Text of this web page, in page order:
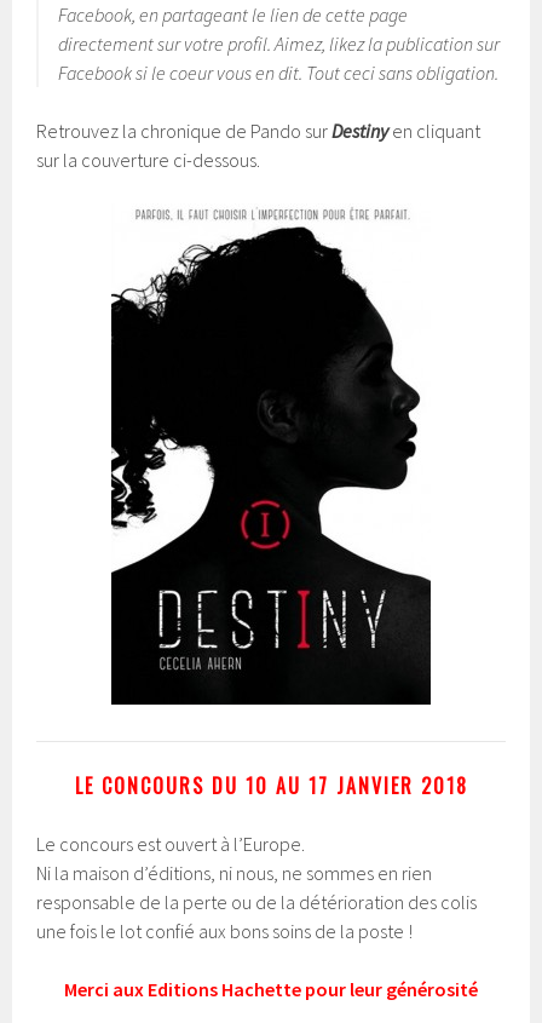
Facebook, en partageant le lien de cette page
directement sur votre profil. Aimez, likez la publication sur
Facebook si le coeur vous en dit. Tout ceci sans obligation.
Retrouvez la chronique de Pando surDestinyen cliquant
sur la couverture ci-dessous.
LE CONCOURS DU 10 AU 17 JANVIER 2018
Le concours est ouvert à l’Europe.
Ni la maison d’éditions, ni nous, ne sommes en rien
responsable de la perte ou de la détérioration des colis
une fois le lot confié aux bons soins de la poste !
Merci aux Editions Hachette pour leur générosité